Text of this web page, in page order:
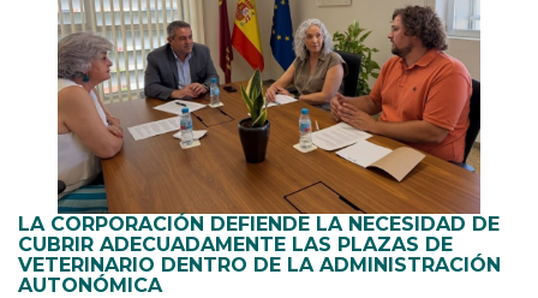
LA CORPORACIÓN DEFIENDE LA NECESIDAD DE
CUBRIR ADECUADAMENTE LAS PLAZAS DE
VETERINARIO DENTRO DE LA ADMINISTRACIÓN
AUTONÓMICA